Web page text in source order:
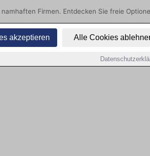
akzeptieren Alle Cookies
Firmen. Entdecken Sie freie
gibt es keine